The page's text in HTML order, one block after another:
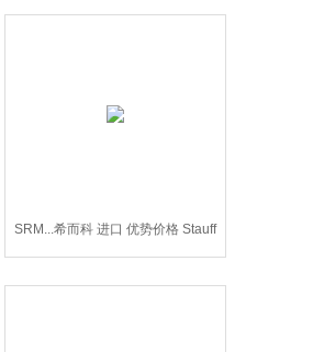
SRM...希而科 进口 优势价格 Stauff
滤芯 SRM系列